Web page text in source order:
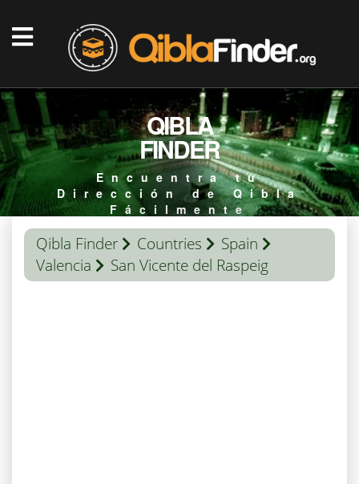
QIBLA
FINDER
Encuentra tu
Dirección de Qibla
Fácilmente
Qibla Finder Countries
Spain
Valencia
San Vicente del Raspeig